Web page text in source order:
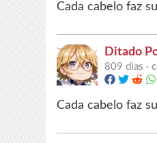
Cada cabelo faz
Ditado
809 dias ·
Cada cabelo faz